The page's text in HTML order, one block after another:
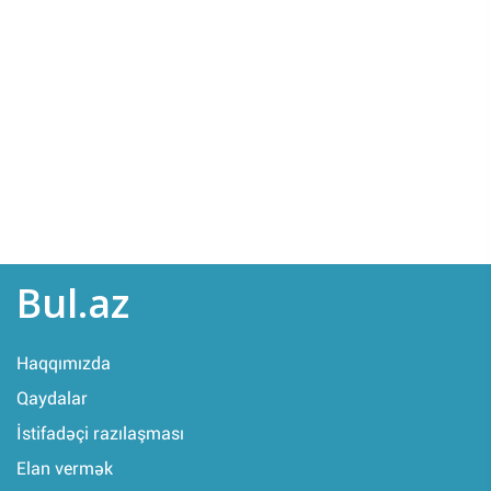
Bul.az
Haqqımızda
Qaydalar
İstifadəçi razılaşması
Elan vermək